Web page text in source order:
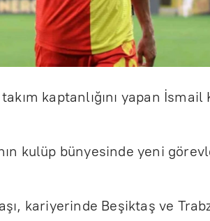
kaptanlığını yapan İsmail
kulüp bünyesinde yeni
kariyerinde Beşiktaş ve